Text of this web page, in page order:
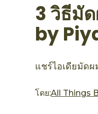
3 วิธีมั
by
แชร์ไอเดียมัดผ
โดย:All Things